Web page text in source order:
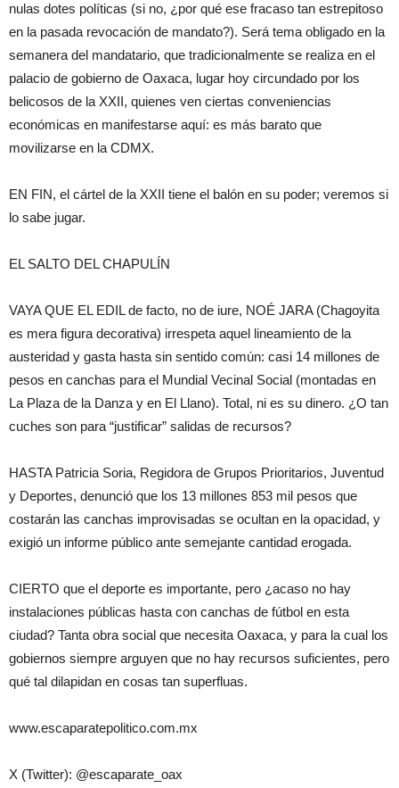
nulas dotes políticas (si no, ¿por qué ese fracaso tan estrepitoso
en la pasada revocación de mandato?). Será tema obligado en la
semanera del mandatario, que tradicionalmente se realiza en el
palacio de gobierno de Oaxaca, lugar hoy circundado por los
belicosos de la XXII, quienes ven ciertas conveniencias
económicas en manifestarse aquí: es más barato que
movilizarse en la CDMX.
EN FIN, el cártel de la XXII tiene el balón en su poder; veremos si
lo sabe jugar.
EL SALTO DEL CHAPULÍN
VAYA QUE EL EDIL de facto, no de iure, NOÉ JARA (Chagoyita
es mera figura decorativa) irrespeta aquel lineamiento de la
austeridad y gasta hasta sin sentido común: casi 14 millones de
pesos en canchas para el Mundial Vecinal Social (montadas en
La Plaza de la Danza y en El Llano). Total, ni es su dinero. ¿O tan
cuches son para “justificar” salidas de recursos?
HASTA Patricia Soria, Regidora de Grupos Prioritarios, Juventud
y Deportes, denunció que los 13 millones 853 mil pesos que
costarán las canchas improvisadas se ocultan en la opacidad, y
exigió un informe público ante semejante cantidad erogada.
CIERTO que el deporte es importante, pero ¿acaso no hay
instalaciones públicas hasta con canchas de fútbol en esta
ciudad? Tanta obra social que necesita Oaxaca, y para la cual los
gobiernos siempre arguyen que no hay recursos suficientes, pero
qué tal dilapidan en cosas tan superfluas.
www.escaparatepolitico.com.mx
X (Twitter): @escaparate_oax